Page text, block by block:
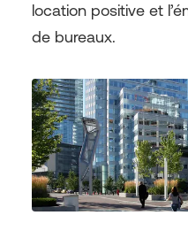
location positive et
de bureaux.